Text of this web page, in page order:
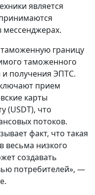
является
мессенджерах.
границу
таможенного
получения ЭПТС.
прием
карты
(USDT), что
потоков.
факт, что такая
весьма низкого
создавать
потребителей», —